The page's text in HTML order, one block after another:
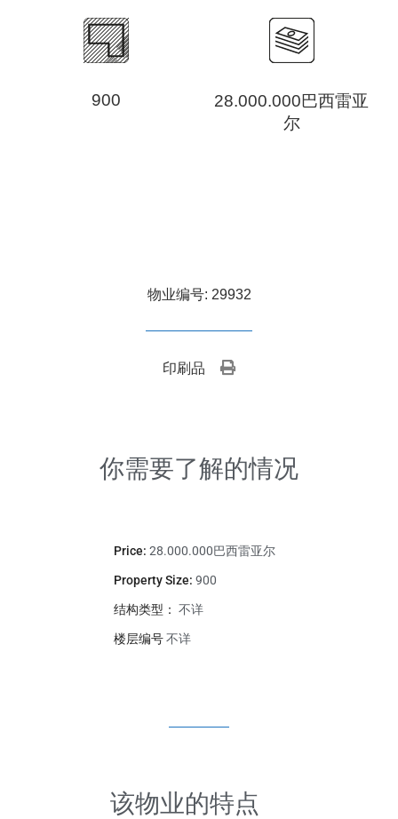
900
28.000.000巴西雷亚
尔
物业编号: 29932
印刷品
你需要了解的情况
Price: 28.000.000巴西雷亚尔
Property Size: 900
结构类型： 不详
楼层编号不详
该物业的特点